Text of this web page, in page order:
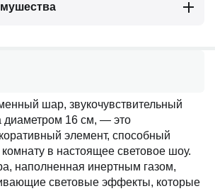
шар, звукочувствительный
диаметром 16 см, — это
элемент, способный
в настоящее световое шоу.
наполненная инертным газом,
световые эффекты, которые